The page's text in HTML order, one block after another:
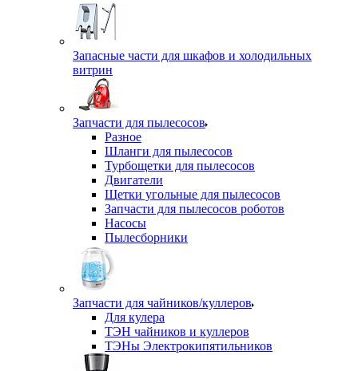
Запасные части для шкафов и холодильных
витрин
Запчасти для пылесосов
Разное
Шланги для пылесосов
Турбощетки для пылесосов
Двигатели
Щетки угольные для пылесосов
Запчасти для пылесосов роботов
Насосы
Пылесборники
Запчасти для чайников/куллеров
Для кулера
ТЭН чайников и куллеров
ТЭНы Электрокипятильников